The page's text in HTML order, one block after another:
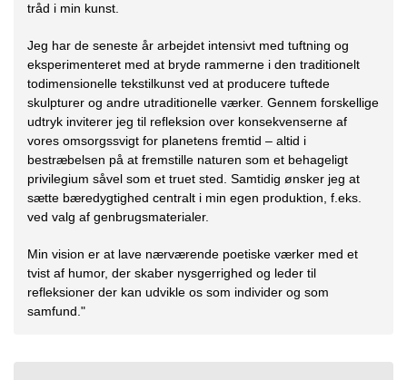
tråd i min kunst.
Jeg har de seneste år arbejdet intensivt med tuftning og
eksperimenteret med at bryde rammerne i den traditionelt
todimensionelle tekstilkunst ved at producere tuftede
skulpturer og andre utraditionelle værker. Gennem forskellige
udtryk inviterer jeg til refleksion over konsekvenserne af
vores omsorgssvigt for planetens fremtid – altid i
bestræbelsen på at fremstille naturen som et behageligt
privilegium såvel som et truet sted. Samtidig ønsker jeg at
sætte bæredygtighed centralt i min egen produktion, f.eks.
ved valg af genbrugsmaterialer.
Min vision er at lave nærværende poetiske værker med et
tvist af humor, der skaber nysgerrighed og leder til
refleksioner der kan udvikle os som individer og som
samfund."